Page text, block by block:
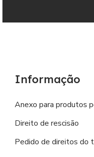
Informação
Anexo para produtos
Direito de rescisão
Pedido de direitos do